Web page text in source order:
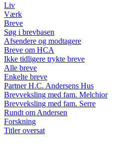
Liv
Værk
Breve
Søg i brevbasen
Afsendere og modtagere
Breve om HCA
Ikke tidligere trykte breve
Alle breve
Enkelte breve
Partner H.C. Andersens Hus
Brevveksling med fam. Melchior
Brevveksling med fam. Serre
Rundt om Andersen
Forskning
Titler oversat